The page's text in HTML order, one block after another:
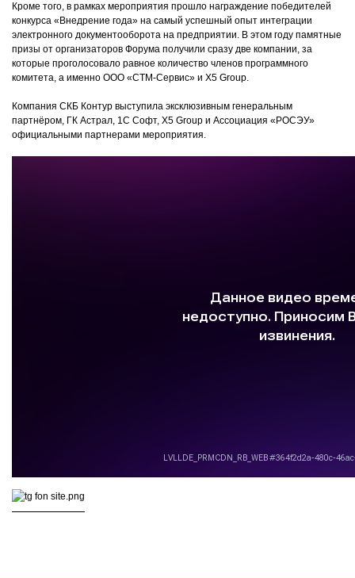
Кроме того, в рамках мероприятия прошло награждение победителей
конкурса «Внедрение года» на самый успешный опыт интеграции
электронного документооборота на предприятии. В этом году памятные
призы от организаторов Форума получили сразу две компании, за
которые проголосовало равное количество членов программного
комитета, а именно ООО «СТМ-Сервис» и X5 Group.
Компания СКБ Контур выступила эксклюзивным генеральным
партнёром, ГК Астрал, 1С Софт, Х5 Group и Ассоциация «РОСЭУ»
официальными партнерами мероприятия.